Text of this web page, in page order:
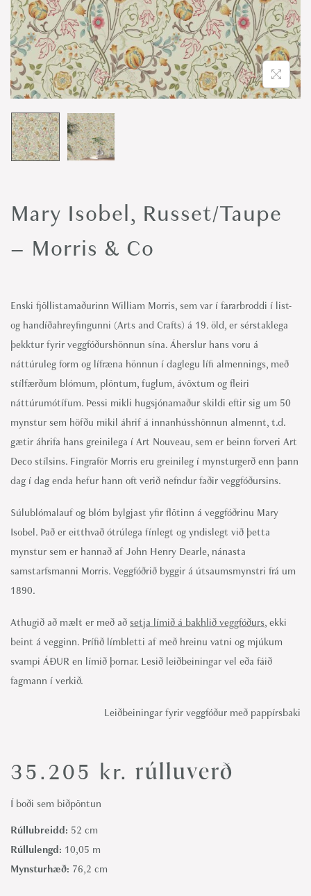
o
n
Mary Isobel, Russet/Taupe
– Morris & Co
35.205 kr. rúlluverð
Enski fjöllistamaðurinn William Morris, sem var í fararbroddi í list-
og handíðahreyfingunni (Arts and Crafts) á 19. öld, er sérstaklega
þekktur fyrir veggfóðurshönnun sína. Áherslur hans voru á
náttúruleg form og lífræna hönnun í daglegu lífi almennings, með
stílfærðum blómum, plöntum, fuglum, ávöxtum og fleiri
náttúrumótífum. Þessi mikli hugsjónamaður skildi eftir sig um 50
mynstur sem höfðu mikil áhrif á innanhússhönnun almennt, t.d.
gætir áhrifa hans greinilega í Art Nouveau, sem er beinn forveri Art
Deco stílsins. Fingraför Morris eru greinileg í mynsturgerð enn þann
dag í dag enda hefur hann oft verið nefndur faðir veggfóðursins.
Súlublómalauf og blóm bylgjast yfir flötinn á veggfóðrinu Mary
Isobel. Það er eitthvað ótrúlega fínlegt og yndislegt við þetta
mynstur sem er hannað af John Henry Dearle, nánasta
samstarfsmanni Morris. Veggfóðrið byggir á útsaumsmynstri frá um
1890.
Athugið að mælt er með að setja límið á bakhlið veggfóðurs, ekki
beint á vegginn. Þrífið límbletti af með hreinu vatni og mjúkum
svampi ÁÐUR en límið þornar. Lesið leiðbeiningar vel eða fáið
fagmann í verkið.
Leiðbeiningar fyrir veggfóður með pappírsbaki
Í boði sem biðpöntun
Rúllubreidd: 52 cm
Rúllulengd: 10,05 m
Mynsturhæð: 76,2 cm